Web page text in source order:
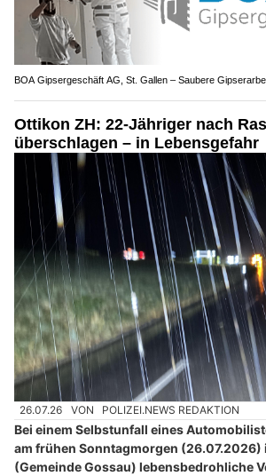
BOA Gipsergeschäft AG, St. Gallen – Saubere
Ottikon ZH: 22-Jähriger nach
überschlagen – in Lebensgefahr
26.07.26 VON POLIZEI.NEWS REDAKTION
Bei einem Selbstunfall eines
am frühen Sonntagmorgen (26.07.2026)
(Gemeinde Gossau) lebensbedrohliche